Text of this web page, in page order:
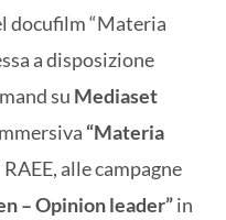
docufilm “Materia
a disposizione
su Mediaset
“Materia
alle campagne
– Opinion leader”in